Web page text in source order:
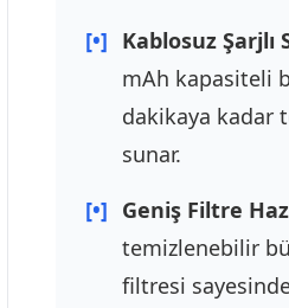
[•] Kablosuz Şarjlı
mAh kapasiteli
dakikaya kadar
sunar.
[•] Geniş Filtre
temizlenebilir
filtresi